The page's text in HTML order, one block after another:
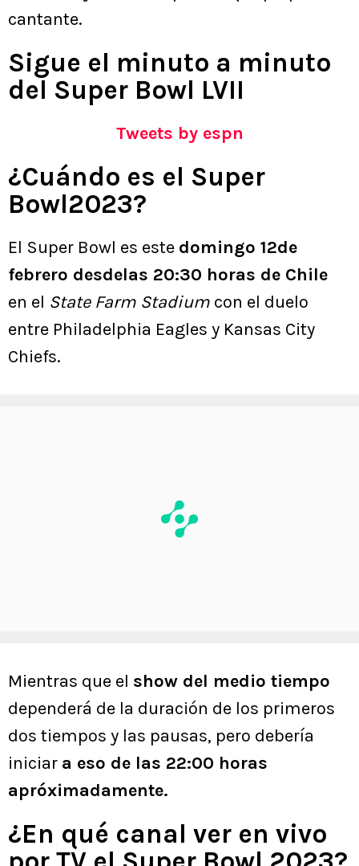
cantante.
Sigue el minuto a minuto
del Super Bowl LVII
Tweets by espn
¿Cuándo es el Super
Bowl2023?
El Super Bowl es este domingo 12de
febrero desdelas 20:30 horas de Chile
en el State Farm Stadium con el duelo
entre Philadelphia Eagles y Kansas City
Chiefs.
Mientras que el show del medio tiempo
dependerá de la duración de los primeros
dos tiempos y las pausas, pero debería
iniciar a eso de las 22:00 horas
apróximadamente.
¿En qué canal ver en vivo